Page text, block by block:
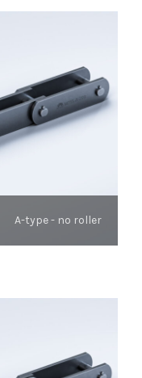
A-type - no roller